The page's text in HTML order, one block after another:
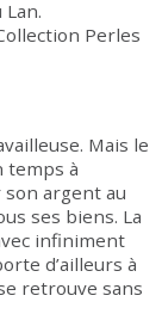
Perles
Mais le
temps à
son argent au
ses biens. La
infiniment
d’ailleurs à
retrouve sans